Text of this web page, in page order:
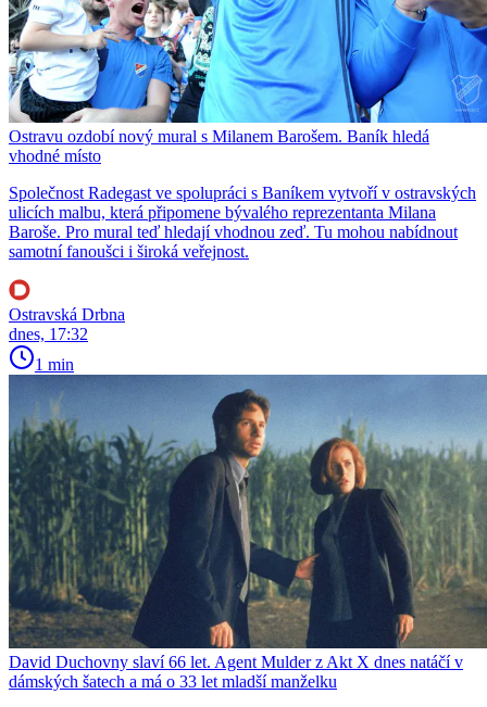
Ostravu ozdobí nový mural s Milanem Barošem. Baník hledá
vhodné místo
Společnost Radegast ve spolupráci s Baníkem vytvoří v ostravských
ulicích malbu, která připomene bývalého reprezentanta Milana
Baroše. Pro mural teď hledají vhodnou zeď. Tu mohou nabídnout
samotní fanoušci i široká veřejnost.
Ostravská Drbna
dnes, 17:32
1 min
David Duchovny slaví 66 let. Agent Mulder z Akt X dnes natáčí v
dámských šatech a má o 33 let mladší manželku